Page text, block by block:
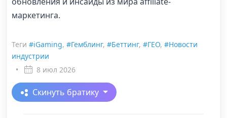
маркетинга.
Теги #iGaming, #Гемблинг, #Беттинг, #ГЕО, #Новости
индустрии
•
8 июл 2026
Скинуть братику